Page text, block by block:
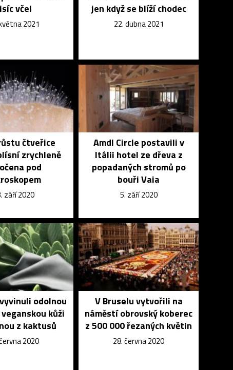
včel
2021
jen když se blíží chodec
22. dubna 2021
čtveřice
zrychleně
pod
září 2020
Amdl Circle postavili v
Itálii hotel ze dřeva z
popadaných stromů po
bouři Vaia
5. září 2020
odolnou
kůži
z kaktusů
2020
V Bruselu vytvořili na
náměstí obrovský koberec
z 500 000 řezaných květin
28. června 2020